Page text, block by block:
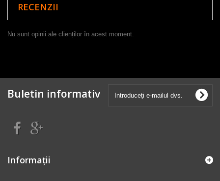
RECENZII
Nu sunt opinii ale clienților în acest moment.
Buletin informativ
Informaţii